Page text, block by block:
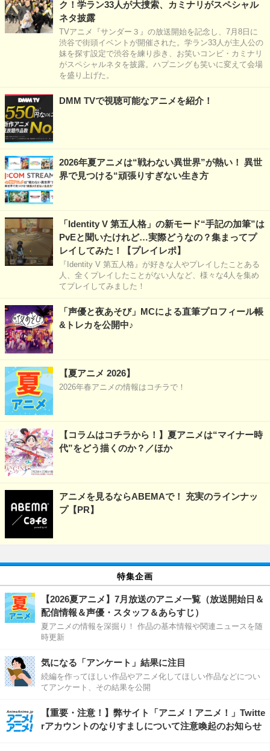
ク！学ラン33人が大捜索、カミナリがスペシャル
ネタ披露
TVアニメ『サンダー３』の放送開始を記念し、7月8日に
渋谷で街頭イベントが開催された。学ラン33人が主人公の
妹を探す設定で渋谷を練り歩き、お笑いコンビ・カミナリ
がスペシャルネタを披露。ハプニングも笑いに変えて会場
を盛り上げた。
DMM TVで視聴可能なアニメを紹介！
2026年夏アニメは“戦わない異世界”が熱い！ 異世
界で見つける“頑張りすぎない生き方
「Identity V 第五人格」の新モード“手記の加筆”は
PvEと聞いたけれど…実際どうなの？集まってプ
レイしてみた！【プレイレポ】
『Identity V 第五人格』が好きな人やプレイしたことある
人、全くプレイしたことがない人など、様々な4人を集め
てプレイしてみました！
「声優と夜あそび」MCによる直筆プロフィール帳
&トレカを公開中♪
【夏アニメ 2026】
2026年春アニメの情報はコチラで！
【コラムはコチラから！】夏アニメは“マイナー時
代”をどう描くのか？／ほか
アニメを見るならABEMAで！ 充実のラインナッ
プ【PR】
特集企画
【2026夏アニメ】7月放送のアニメ一覧（放送開始日＆
配信情報＆声優・スタッフ＆あらすじ）
夏アニメの情報を深掘り！ 作品の基本情報や関連ニュースを随
時更新
気になる「アンケート」結果に注目
続編を作ってほしい作品やアニメ化してほしい作品などについ
てアンケート、その結果を公開
【重要・注意！】弊サイト「アニメ！アニメ！」Twitte
rアカウントのなりすましについて注意喚起のお知らせ